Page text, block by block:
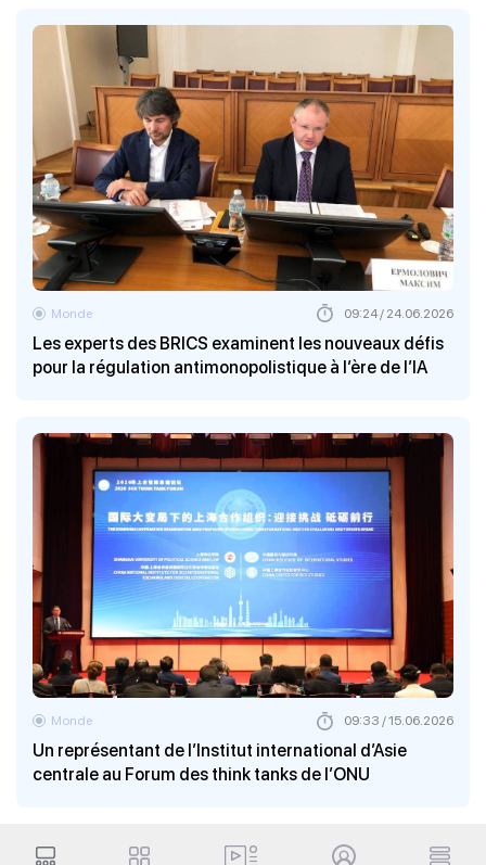
Les experts des BRICS examinent les nouveaux défis
pour la régulation antimonopolistique à l’ère de l’IA
Monde 09:24 / 24.06.2026
Un représentant de l’Institut international d’Asie
centrale au Forum des think tanks de l’ONU
Monde 09:33 / 15.06.2026